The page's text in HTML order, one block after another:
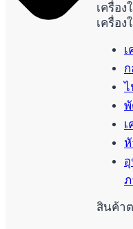
เครื่อง
เครื่อง
ไ
สินค้า